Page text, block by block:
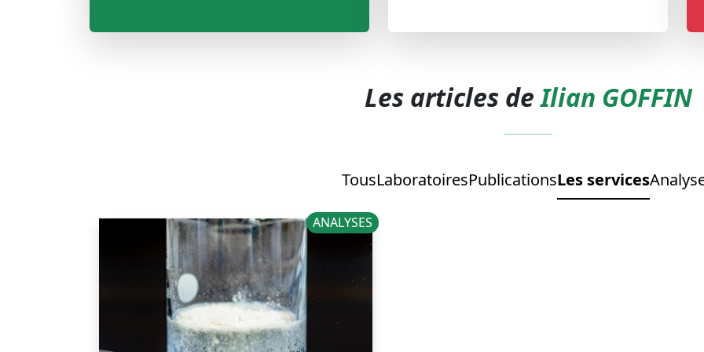
Les articles deIlian GOFFIN
TousLaboratoiresPublicationsLes services
ANALYSES